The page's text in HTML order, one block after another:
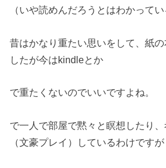
（いや読めんだろうとはわかって
昔はかなり重たい思いをして、紙
したが今はkindleとか
で重たくないのでいいですよね。
で一人で部屋で黙々と瞑想したり
（文豪プレイ）しているわけですが